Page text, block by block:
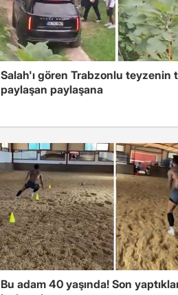
Salah'ı gören Trabzonlu teyzenin
paylaşan paylaşana
Bu adam 40 yaşında! Son